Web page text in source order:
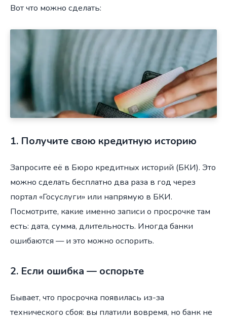
Вот что можно сделать:
1. Получите свою кредитную историю
Запросите её в Бюро кредитных историй (БКИ). Это
можно сделать бесплатно два раза в год через
портал «Госуслуги» или напрямую в БКИ.
Посмотрите, какие именно записи о просрочке там
есть: дата, сумма, длительность. Иногда банки
ошибаются — и это можно оспорить.
2. Если ошибка — оспорьте
Бывает, что просрочка появилась из-за
технического сбоя: вы платили вовремя, но банк не